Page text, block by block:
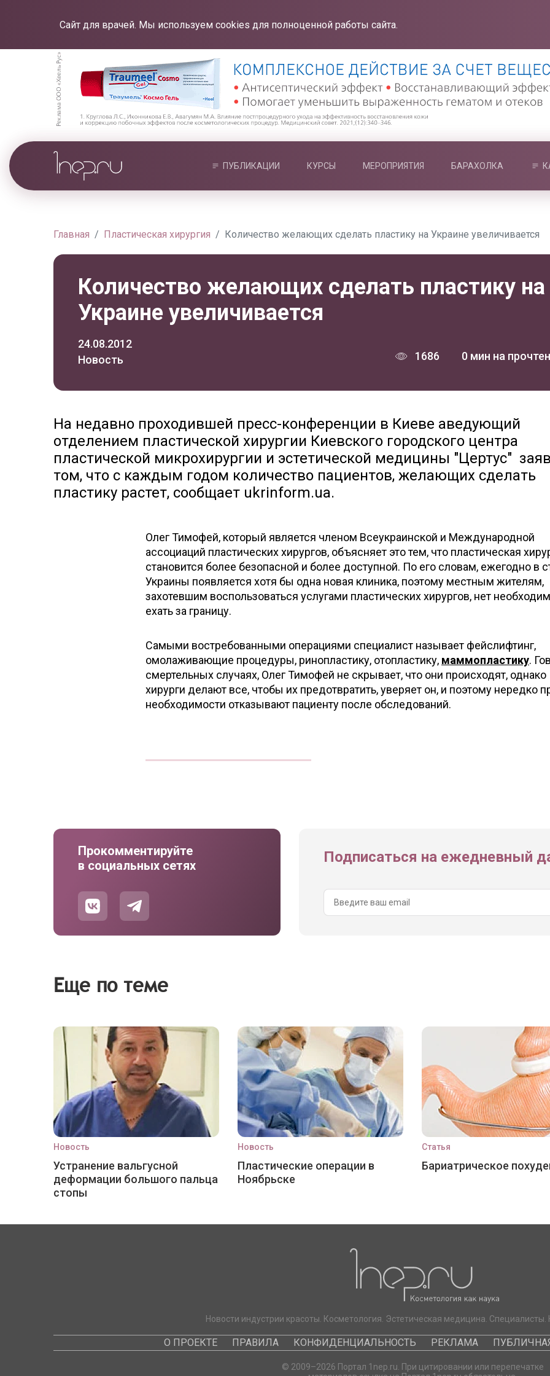
Сайт для врачей. Мы используем cookies для полноценной работы сайта.
ПУБЛИКАЦИИ КУРСЫ МЕРОПРИЯТИЯ БАРАХОЛКА
Главная Пластическая хирургия Количество желающих сделать пластику на Украине увеличивается
Количество желающих сделать пластику на
Украине увеличивается
24.08.2012
Новость
1686 0 мин на
На недавно проходившей пресс-конференции в Киеве аведующий
отделением пластической хирургии Киевского городского центра
пластической микрохирургии и эстетической медицины "Цертус"
том, что с каждым годом количество пациентов, желающих сделать
пластику растет, сообщает ukrinform.ua.
Олег Тимофей, который является членом Всеукраинской и Международной
ассоциаций пластических хирургов, объясняет это тем, что пластическая
становится более безопасной и более доступной. По его словам, ежегодно в
Украины появляется хотя бы одна новая клиника, поэтому местным жителям,
захотевшим воспользоваться услугами пластических хирургов, нет
ехать за границу.
Самыми востребованными операциями специалист называет фейслифтинг,
омолаживающие процедуры, ринопластику, отопластику, маммопластику.
смертельных случаях, Олег Тимофей не скрывает, что они происходят, однако
хирурги делают все, чтобы их предотвратить, уверяет он, и поэтому нередко
необходимости отказывают пациенту после обследований.
Прокомментируйте
в социальных сетях
Подписаться на ежедневный
Еще по теме
Новость
Устранение вальгусной
деформации большого пальца
стопы
Новость
Пластические операции в
Ноябрьске
Статья
Бариатрическое
Новости индустрии красоты. Косметология. Эстетическая медицина. Специалисты.
О ПРОЕКТЕ ПРАВИЛА КОНФИДЕНЦИАЛЬНОСТЬ РЕКЛАМА
© 2009–2026 Портал 1nep.ru. При цитировании или перепечатке